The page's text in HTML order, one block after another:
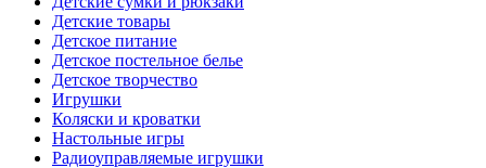
Детские товары
Детское питание
Детское постельное белье
Детское творчество
Игрушки
Коляски и кроватки
Настольные игры
Радиоуправляемые игрушки